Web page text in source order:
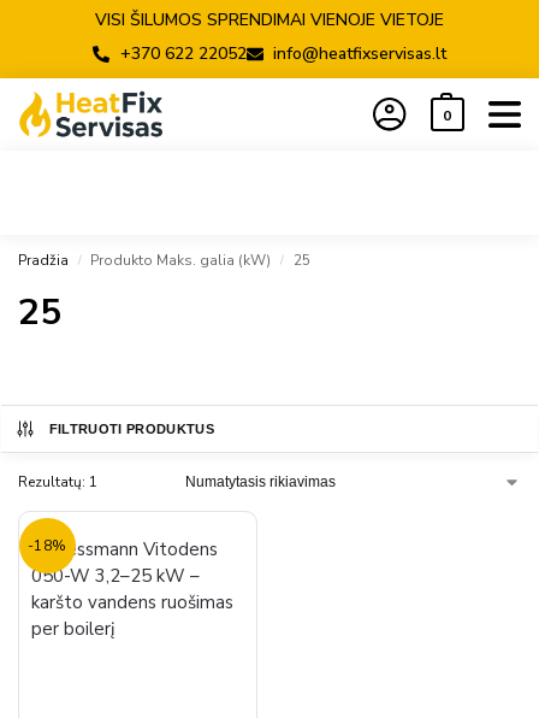
VISI ŠILUMOS SPRENDIMAI VIENOJE VIETOJE
+370 622 22052
info@heatfixservisas.lt
0
Pradžia / Produkto Maks. galia (kW) / 25
25
FILTRUOTI PRODUKTUS
Rezultatų: 1
-18%